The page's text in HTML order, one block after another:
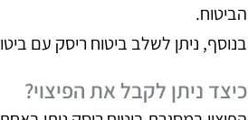
הביטוח.
בנוסף, ניתן לשלב ביטוח ריסק עם
כיצד ניתן לקבל את הפיצוי?